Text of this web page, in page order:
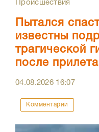
Происшествия
Пытался
известны
трагической
после
04.08.2026 16:07
Комментарии